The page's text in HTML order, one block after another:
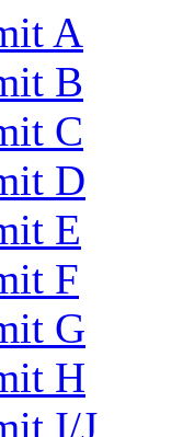
A
B
C
D
E
F
G
H
I/J